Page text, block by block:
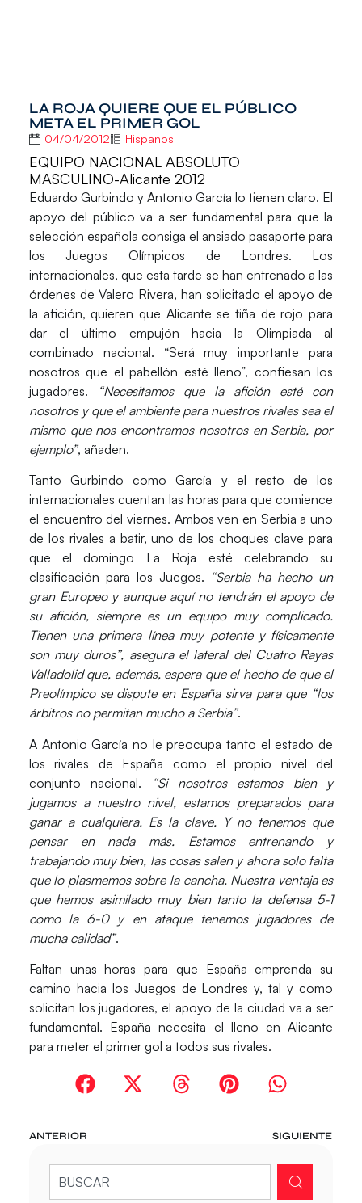
LA ROJA QUIERE QUE EL PÚBLICO
META EL PRIMER GOL
04/04/2012 Hispanos
EQUIPO NACIONAL ABSOLUTO
MASCULINO-Alicante 2012
Eduardo Gurbindo y Antonio García lo tienen claro. El
apoyo del público va a ser fundamental para que la
selección española consiga el ansiado pasaporte para
los Juegos Olímpicos de Londres. Los
internacionales, que esta tarde se han entrenado a las
órdenes de Valero Rivera, han solicitado el apoyo de
la afición, quieren que Alicante se tiña de rojo para
dar el último empujón hacia la Olimpiada al
combinado nacional. “Será muy importante para
nosotros que el pabellón esté lleno”, confiesan los
jugadores.
“Necesitamos que la afición esté con
nosotros y que el ambiente para nuestros rivales sea el
mismo que nos encontramos nosotros en Serbia, por
ejemplo”, añaden.
Tanto Gurbindo como García y el resto de los
internacionales cuentan las horas para que comience
el encuentro del viernes. Ambos ven en Serbia a uno
de los rivales a batir, uno de los choques clave para
que el domingo La Roja esté celebrando su
clasificación para los Juegos. “Serbia ha hecho un
gran Europeo y aunque aquí no tendrán el apoyo de
su afición, siempre es un equipo muy complicado.
Tienen una primera línea muy potente y físicamente
son muy duros”, asegura el lateral del Cuatro Rayas
Valladolid que, además, espera que el hecho de que el
Preolímpico se dispute en España sirva para que “los
árbitros no permitan mucho a Serbia”.
A Antonio García no le preocupa tanto el estado de
los rivales de España como el propio nivel del
conjunto nacional.
“Si nosotros estamos bien y
jugamos a nuestro nivel, estamos preparados para
ganar a cualquiera. Es la clave. Y no tenemos que
pensar en nada más. Estamos entrenando y
trabajando muy bien, las cosas salen y ahora solo falta
que lo plasmemos sobre la cancha. Nuestra ventaja es
que hemos asimilado muy bien tanto la defensa 5-1
como la 6-0 y en ataque tenemos jugadores de
mucha calidad”.
Faltan unas horas para que España emprenda su
camino hacia los Juegos de Londres y, tal y como
solicitan los jugadores, el apoyo de la ciudad va a ser
fundamental. España necesita el lleno en Alicante
para meter el primer gol a todos sus rivales.
ANTERIOR SIGUIENTE